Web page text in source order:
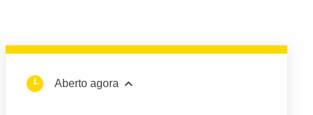
Aberto agora